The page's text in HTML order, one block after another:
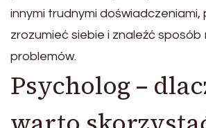
innymi trudnymi doświadczeniami,
zrozumieć siebie i znaleźć sposób
problemów.
Psycholog –